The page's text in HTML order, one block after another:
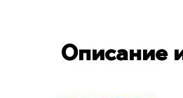
Описание